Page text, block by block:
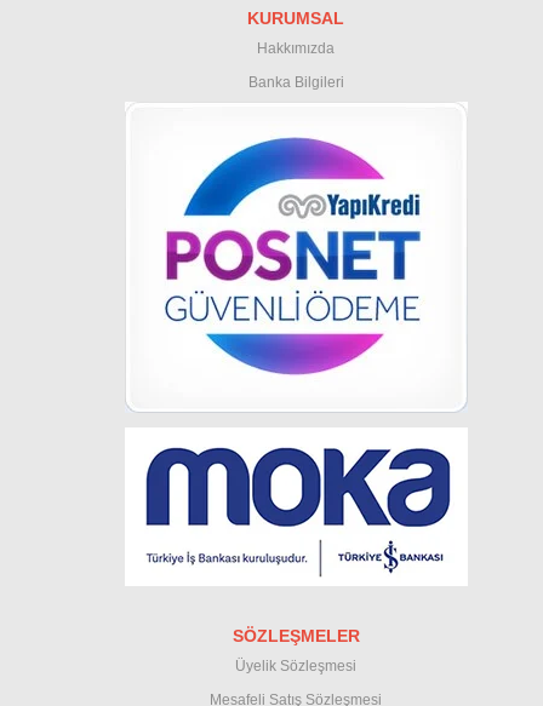
KURUMSAL
Hakkımızda
Banka Bilgileri
SÖZLEŞMELER
Üyelik Sözleşmesi
Mesafeli Satış Sözleşmesi